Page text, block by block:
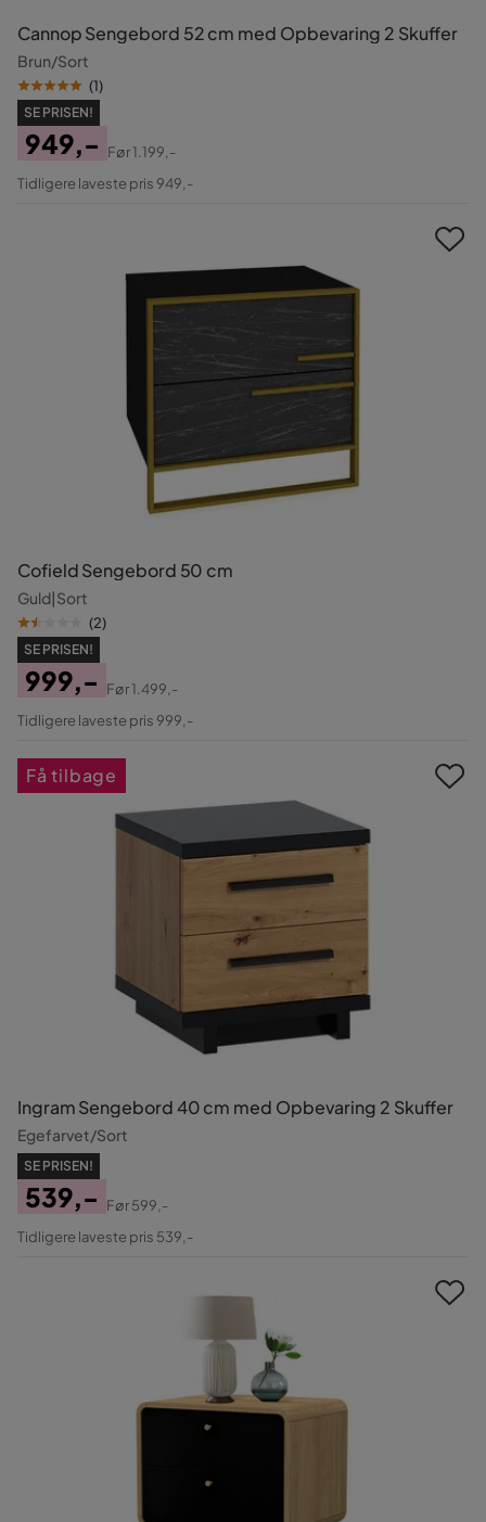
Cannop Sengebord 52 cm med Opbevaring 2 Skuffer
Brun/Sort
(1)
SE PRISEN!
Pris
949,-
Original
Før1.199,-
Tidligere laveste pris 949,-
Cofield Sengebord 50 cm
Guld|Sort
(2)
SE PRISEN!
Pris
999,-
Original
Før1.499,-
Tidligere laveste pris 999,-
Ingram Sengebord 40 cm med Opbevaring 2 Skuffer
Egefarvet/Sort
SE PRISEN!
Pris
539,-
Original
Før599,-
Tidligere laveste pris 539,-
Få tilbage